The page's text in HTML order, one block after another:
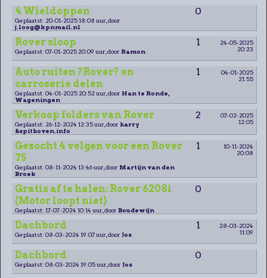
4 Wieldoppen 0
Geplaatst: 20-01-2025 18:08 uur, door
j.loog@kpnmail.nl
Rover sloop 1
24-05-2025
20:23
Geplaatst: 07-01-2025 20:09 uur, door Ramon
Auto ruiten ?Rover? en
carroserie delen
1
04-01-2025
21:55
Geplaatst: 04-01-2025 20:52 uur, door Han te Ronde,
Wageningen
Verkoop folders van Rover 2
07-02-2025
12:05
Geplaatst: 26-12-2024 12:35 uur, door harry
&spithoven.info
Gezocht 4 velgen voor een Rover
75
1
10-11-2024
20:08
Geplaatst: 08-11-2024 13:46 uur, door Martijn van den
Broek
Gratis af te halen: Rover 620Si
(Motor loopt niet)
0
Geplaatst: 17-07-2024 10:14 uur, door Boudewijn
Dachbord 1
28-03-2024
11:09
Geplaatst: 08-03-2024 19:07 uur, door Jos
Dachbord 0
Geplaatst: 08-03-2024 19:05 uur, door Jos